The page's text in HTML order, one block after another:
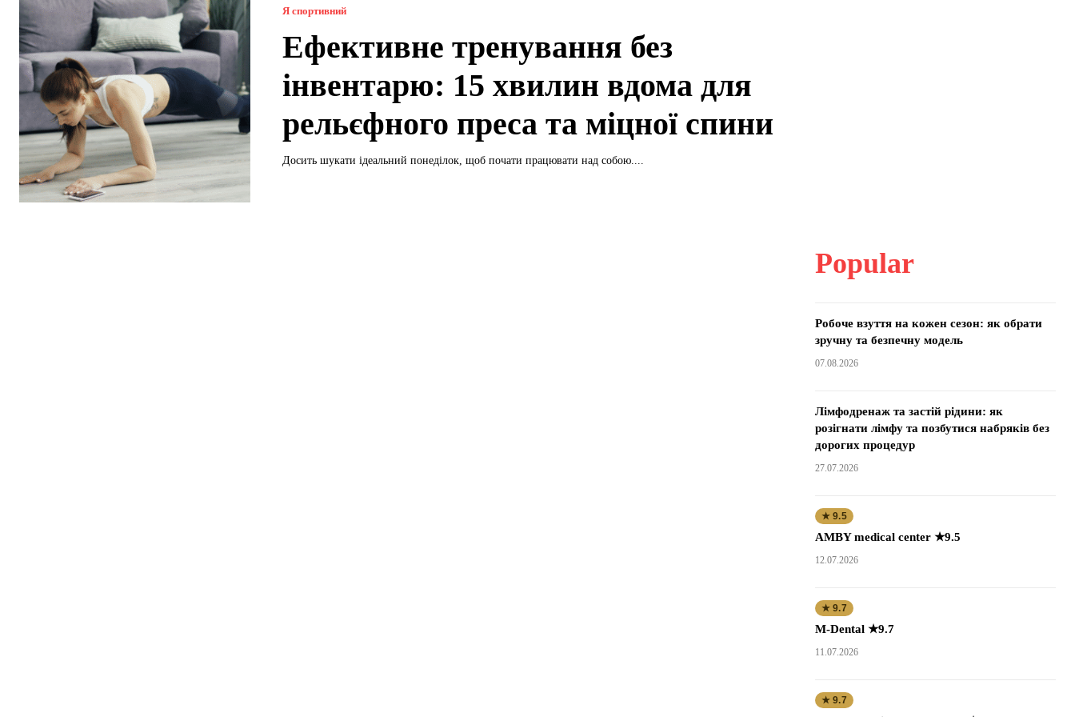
Я спортивний
Ефективне тренування без
інвентарю: 15 хвилин вдома для
рельєфного преса та міцної спини
Досить шукати ідеальний понеділок, щоб почати працювати над собою....
Popular
Робоче взуття на кожен сезон: як обрати
зручну та безпечну модель
07.08.2026
Лімфодренаж та застій рідини: як
розігнати лімфу та позбутися набряків без
дорогих процедур
27.07.2026
★ 9.5
AMBY medical center ★9.5
12.07.2026
★ 9.7
M-Dental ★9.7
11.07.2026
★ 9.7